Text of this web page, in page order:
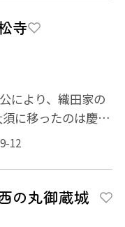
寺
により、織田家の
に移ったのは慶長
と。信秀公...
12
の丸御蔵城